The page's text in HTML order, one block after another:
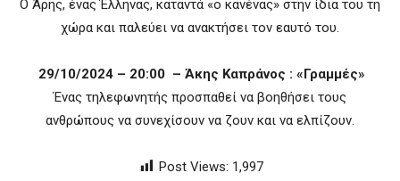
Ο Άρης, ένας Έλληνας, καταντά «ο κανένας» στην ίδια του τη
χώρα και παλεύει να ανακτήσει τον εαυτό του.
29/10/2024 – 20:00 – Άκης Καπράνος : «Γραμμές»
Ένας τηλεφωνητής προσπαθεί να βοηθήσει τους
ανθρώπους να συνεχίσουν να ζουν και να ελπίζουν.
Post Views: 1,997